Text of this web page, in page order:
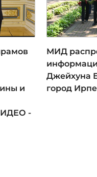
и
-
МИД
Джейхуна
город